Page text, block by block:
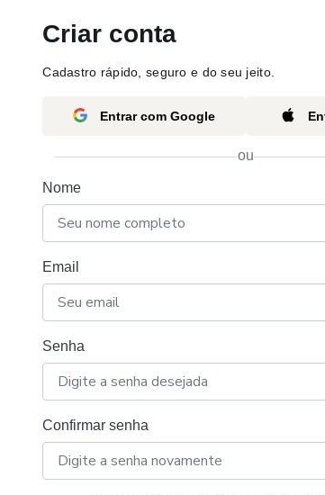
Criar conta
Cadastro rápido, seguro e do seu jeito.
Entrar com Google
ou
Nome
Email
Senha
Confirmar senha